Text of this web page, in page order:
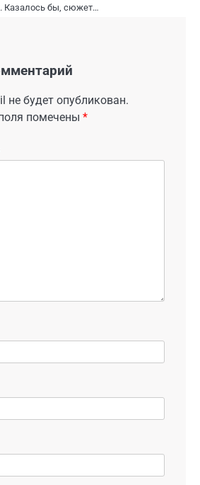
Казалось бы, сюжет…
не будет опубликован.
помечены *